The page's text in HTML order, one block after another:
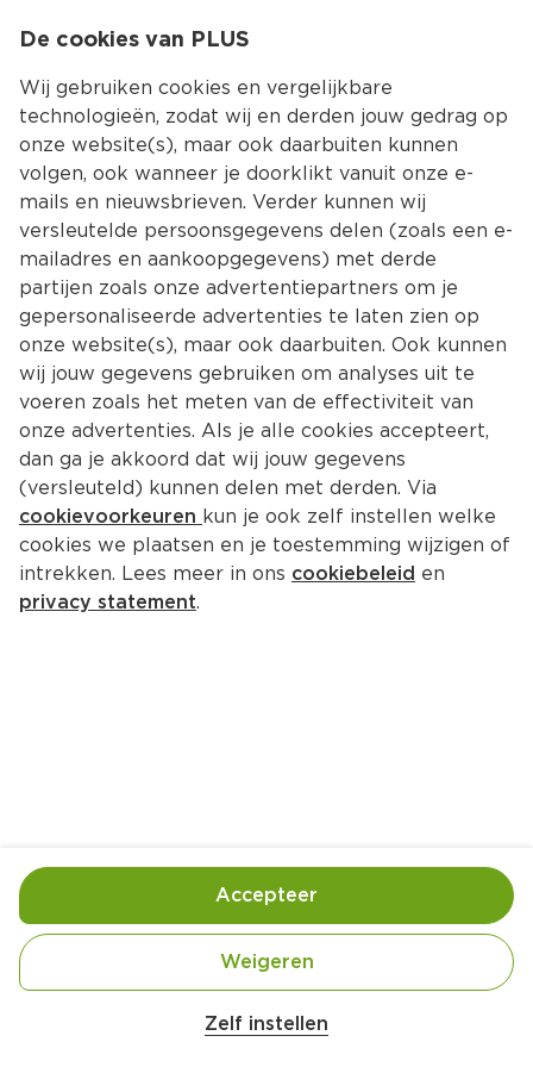
Kies jouw
8 plakjes gerookte kipfilet (vleeswaren) (dun
De cookies van PLUS
Wij gebruiken cookies en vergelijkbare
technologieën, zodat wij en derden jouw gedrag op
onze website(s), maar ook daarbuiten kunnen
volgen, ook wanneer je doorklikt vanuit onze e-
mails en nieuwsbrieven. Verder kunnen wij
versleutelde persoonsgegevens delen (zoals een e-
mailadres en aankoopgegevens) met derde
partijen zoals onze advertentiepartners om je
gepersonaliseerde advertenties te laten zien op
onze website(s), maar ook daarbuiten. Ook kunnen
wij jouw gegevens gebruiken om analyses uit te
voeren zoals het meten van de effectiviteit van
onze advertenties. Als je alle cookies accepteert,
dan ga je akkoord dat wij jouw gegevens
(versleuteld) kunnen delen met derden. Via
cookievoorkeuren kun je ook zelf instellen welke
cookies we plaatsen en je toestemming wijzigen of
intrekken. Lees meer in ons cookiebeleid en
privacy statement.
Zelf instellen
Weigeren
Accepteer